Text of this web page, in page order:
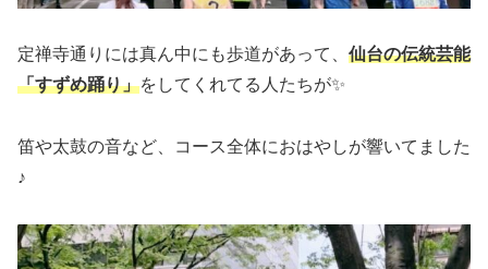
定禅寺通りには真ん中にも歩道があって、 仙台の伝統芸能
「すずめ踊り」をしてくれてる人たちが✨
笛や太鼓の音など、コース全体におはやしが響いてました
♪